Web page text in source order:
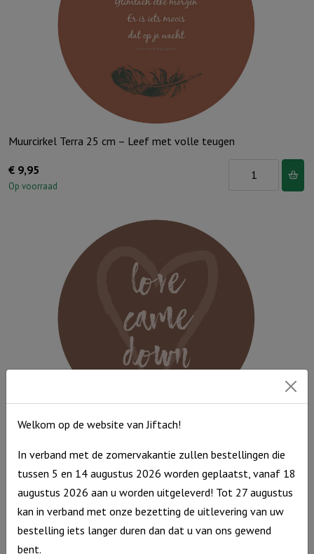
Muurcirkel Terra 25 cm – Leef met volle teugen
€ 9,95
Op voorraad
Muurcirkel
Leef
met
volle
aantal
Muurcirkel Kerst Bruin 25 cm – Love came down
9,95
Op voorraad
Muurcirkel
Kerst
Bruin
25
cm
Welkom op de website van Jiftach!
In verband met de zomervakantie zullen bestellingen die
tussen 5 en 14 augustus 2026 worden geplaatst, vanaf 18
augustus 2026 aan u worden uitgeleverd! Tot 27 augustus
kan in verband met onze bezetting de uitlevering van uw
bestelling iets langer duren dan dat u van ons gewend
bent.